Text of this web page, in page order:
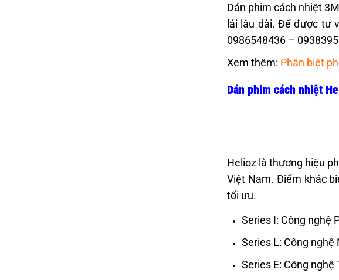
Dán phim cách nhiệt
lái lâu dài. Để được tư
0986548436 –
Xem thêm: Phân biệt
Dán phim cách nhiệt
Helioz là thương hiệu
Việt Nam. Điểm khác
tối ưu.
Series I: Công nghệ
Series L: Công
Series E: Công